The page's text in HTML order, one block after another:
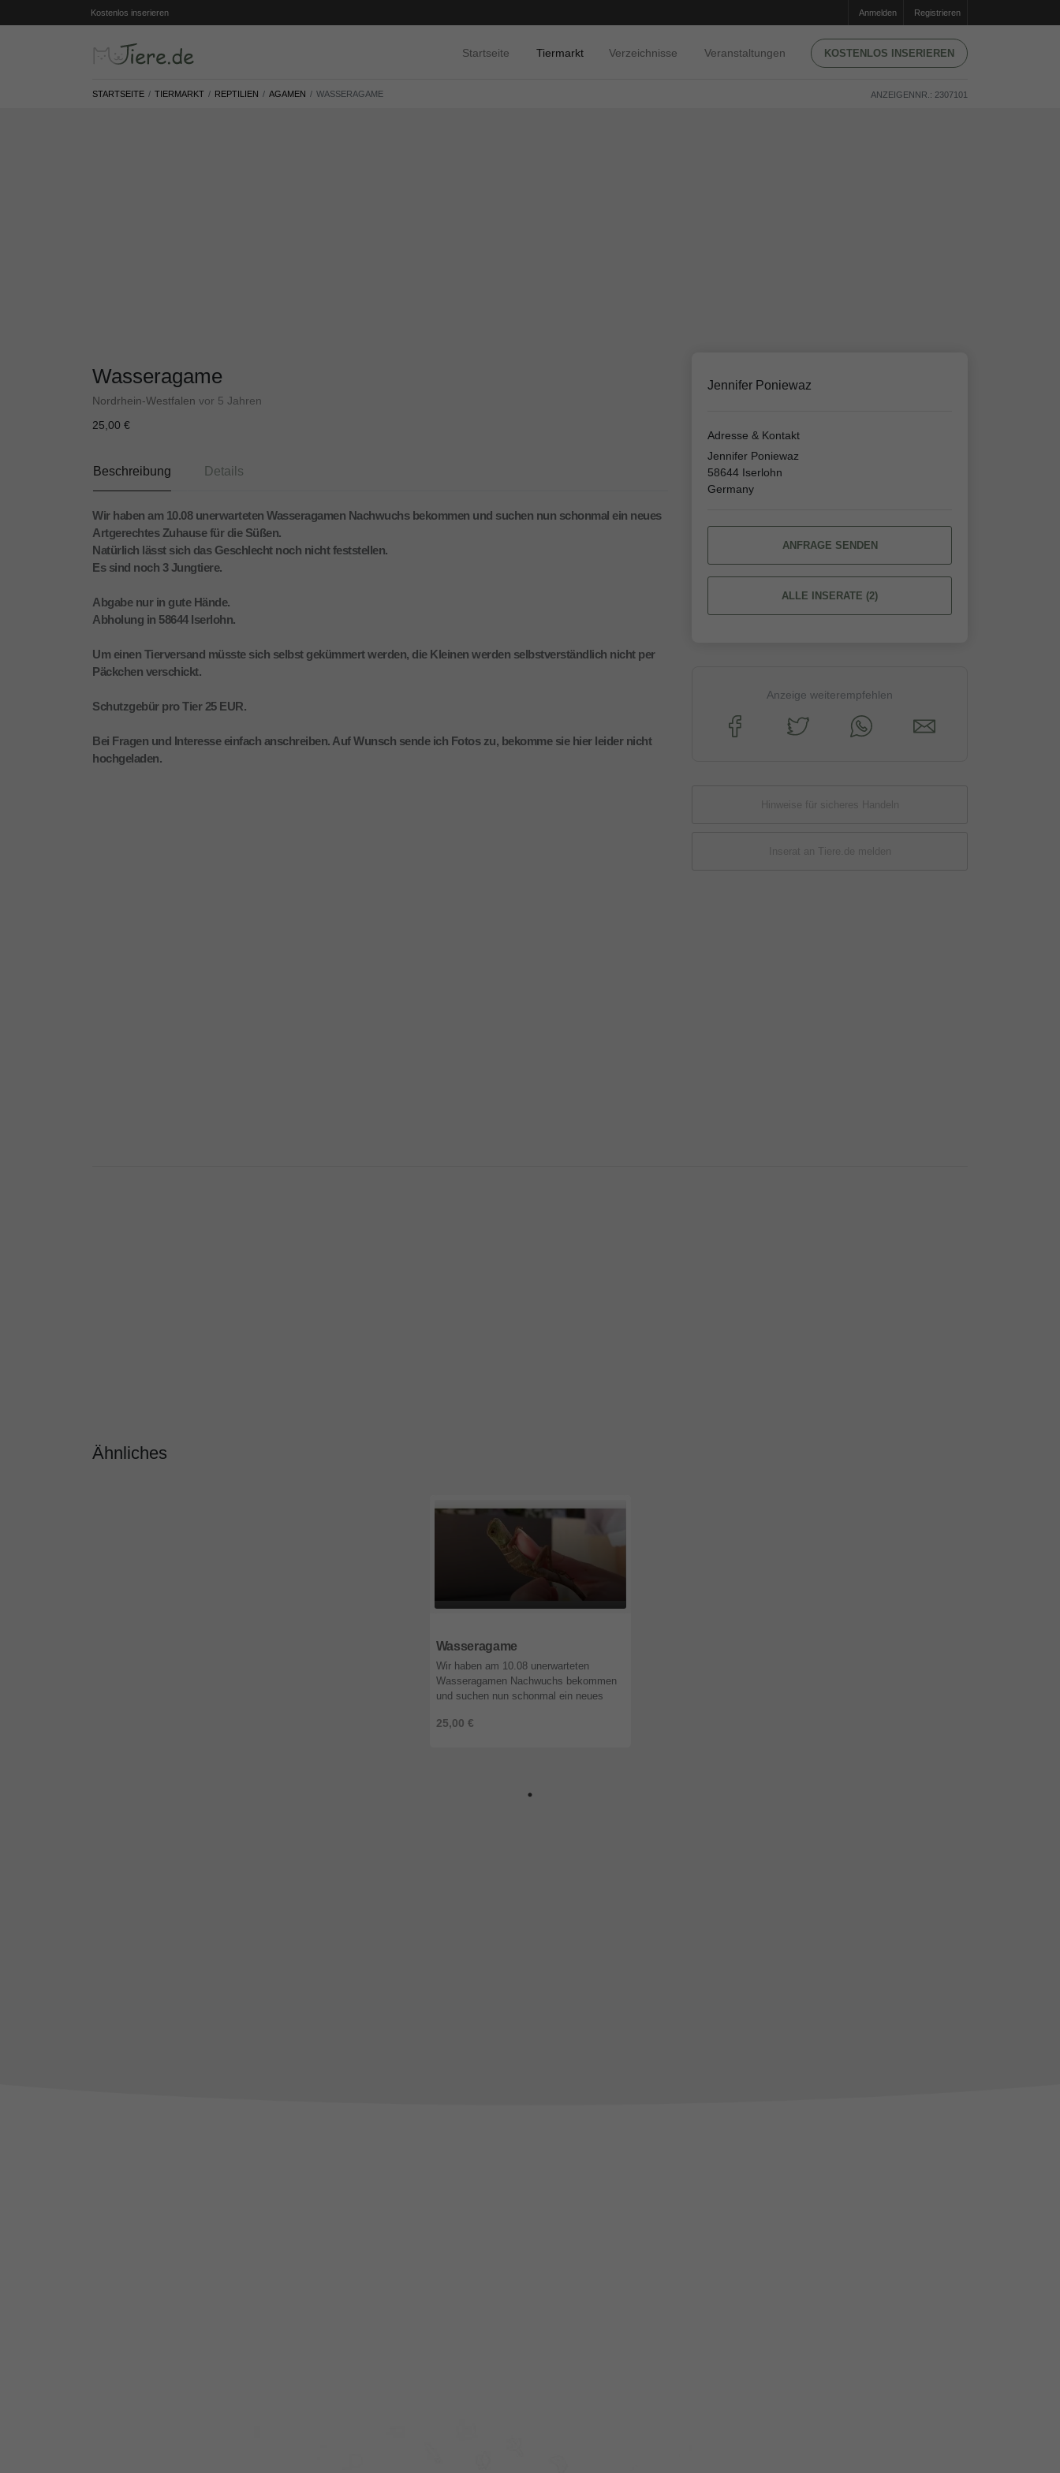
Kostenlos inserieren Anmelden Registrieren
Startseite Tiermarkt Verzeichnisse Veranstaltungen KOSTENLOS INSERIEREN
STARTSEITE TIERMARKT REPTILIEN AGAMEN WASSERAGAME ANZEIGENNR.: 2307101
Wasseragame
Nordrhein-Westfalen vor 5 Jahren
25,00 €
Beschreibung Details
Wir haben am 10.08 unerwarteten Wasseragamen Nachwuchs bekommen und suchen nun schonmal ein neues
Artgerechtes Zuhause für die Süßen.
Natürlich lässt sich das Geschlecht noch nicht feststellen.
Es sind noch 3 Jungtiere.
Abgabe nur in gute Hände.
Abholung in 58644 Iserlohn.
Um einen Tierversand müsste sich selbst gekümmert werden, die Kleinen werden selbstverständlich nicht per
Päckchen verschickt.
Schutzgebür pro Tier 25 EUR.
Bei Fragen und Interesse einfach anschreiben. Auf Wunsch sende ich Fotos zu, bekomme sie hier leider nicht
hochgeladen.
Jennifer Poniewaz
Adresse & Kontakt
Jennifer Poniewaz
58644 Iserlohn
Germany
ANFRAGE SENDEN
ALLE INSERATE (2)
Anzeige weiterempfehlen
Hinweise für sicheres Handeln
Inserat an Tiere.de melden
Ähnliches
Wasseragame
25,00 €
Wir haben am 10.08 unerwarteten
Wasseragamen Nachwuchs bekommen
und suchen nun schonmal ein neues
Natürlich lässt sich das Geschlecht